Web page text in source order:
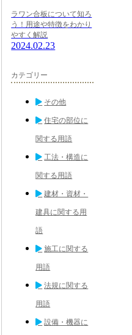
ラワン合板について知ろ
う！用途や特徴をわかり
やすく解説
2024.02.23
カテゴリー
その他
住宅の部位に
関する用語
工法・構造に
関する用語
建材・資材・
建具に関する用
語
施工に関する
用語
法規に関する
用語
設備・機器に